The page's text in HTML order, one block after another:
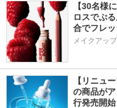
【30名様
ロスでぷ
合でフレ
メイクアッ
【リニュ
の商品が
行発売開始